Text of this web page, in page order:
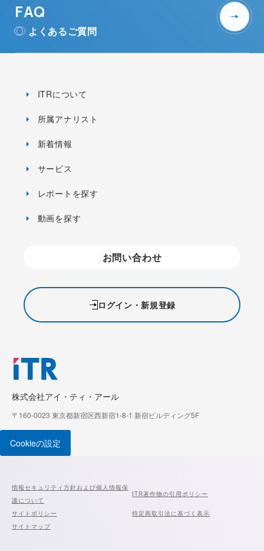
FAQ
よくあるご質問
株式会社アイ・ティ・アール
〒160-0023 東京都新宿区西新宿1-8-1 新宿ビルディング5F
ITRについて
所属アナリスト
新着情報
サービス
レポートを探す
動画を探す
お問い合わせ
ログイン・新規登録
Cookieの設定
情報セキュリティ方針および個人情報保
護について
ITR著作物の引用ポリシー
サイトポリシー
特定商取引法に基づく表示
サイトマップ